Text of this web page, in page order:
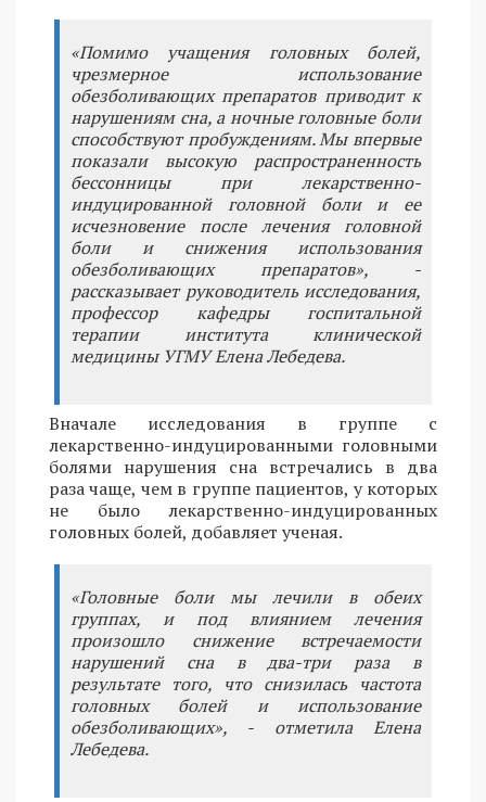
«Помимо учащения головных болей,
чрезмерное использование
обезболивающих препаратов приводит к
нарушениям сна, а ночные головные боли
способствуют пробуждениям. Мы впервые
показали высокую распространенность
бессонницы при лекарственно-
индуцированной головной боли и ее
исчезновение после лечения головной
боли и снижения использования
обезболивающих препаратов», -
рассказывает руководитель исследования,
профессор кафедры госпитальной
терапии института клинической
медицины УГМУ Елена Лебедева.
Вначале исследования в группе с
лекарственно-индуцированными головными
болями нарушения сна встречались в два
раза чаще, чем в группе пациентов, у которых
не было лекарственно-индуцированных
головных болей, добавляет ученая.
«Головные боли мы лечили в обеих
группах, и под влиянием лечения
произошло снижение встречаемости
нарушений сна в два-три раза в
результате того, что снизилась частота
головных болей и использование
обезболивающих», - отметила Елена
Лебедева.